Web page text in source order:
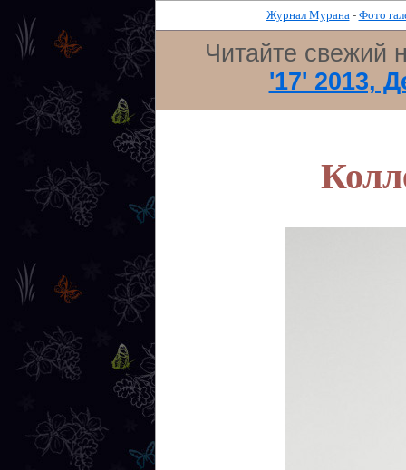
Журнал Мурана- Фото
Читайте свежий
'17' 2013,